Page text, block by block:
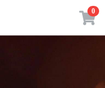
0
×